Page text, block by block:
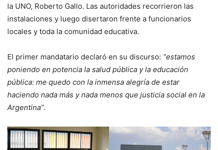
la UNO, Roberto Gallo. Las autoridades recorrieron las
instalaciones y luego disertaron frente a funcionarios
locales y toda la comunidad educativa.
El primer mandatario declaró en su discurso: “estamos
poniendo en potencia la salud pública y la educación
pública: me quedo con la inmensa alegría de estar
haciendo nada más y nada menos que justicia social en la
Argentina”.